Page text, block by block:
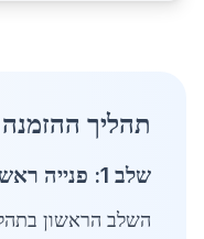
תהליך
שלב 1: פנייה ראשונית ובקשת הצעת מחיר
השלב הראשון